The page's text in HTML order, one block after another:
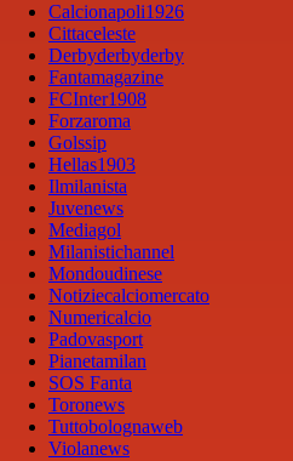
Calcionapoli1926
Cittaceleste
Derbyderbyderby
Fantamagazine
FCInter1908
Forzaroma
Golssip
Hellas1903
Ilmilanista
Juvenews
Mediagol
Milanistichannel
Mondoudinese
Notiziecalciomercato
Numericalcio
Padovasport
Pianetamilan
SOS Fanta
Toronews
Tuttobolognaweb
Violanews